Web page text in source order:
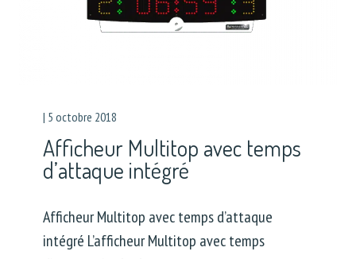
| 5 octobre 2018
Afficheur Multitop avec temps
d’attaque intégré
Afficheur Multitop avec temps d’attaque
intégré L’afficheur Multitop avec temps